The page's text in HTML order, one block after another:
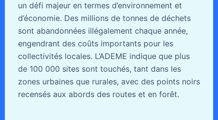
un défi majeur en termes d’environnement et
d’économie. Des millions de tonnes de déchets
sont abandonnées illégalement chaque année,
engendrant des coûts importants pour les
collectivités locales. L’ADEME indique que plus
de 100 000 sites sont touchés, tant dans les
zones urbaines que rurales, avec des points noirs
recensés aux abords des routes et en forêt.